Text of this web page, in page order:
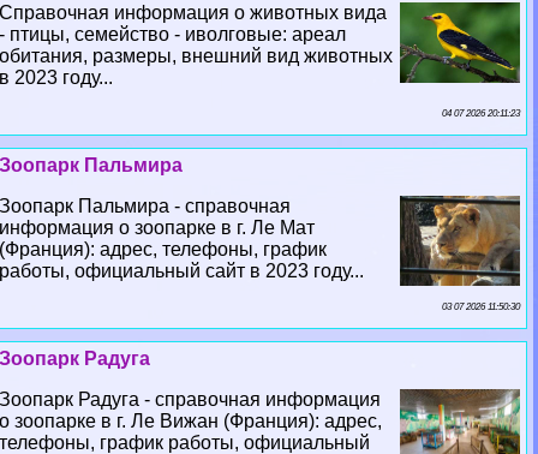
Справочная информация о животных вида
- птицы, семейство - иволговые: ареал
обитания, размеры, внешний вид животных
в 2023 году...
04 07 2026 20:11:23
Зоопарк Пальмира
Зоопарк Пальмира - справочная
информация о зоопарке в г. Ле Мат
(Франция): адрес, телефоны, график
работы, официальный сайт в 2023 году...
03 07 2026 11:50:30
Зоопарк Радуга
Зоопарк Радуга - справочная информация
о зоопарке в г. Ле Вижан (Франция): адрес,
телефоны, график работы, официальный